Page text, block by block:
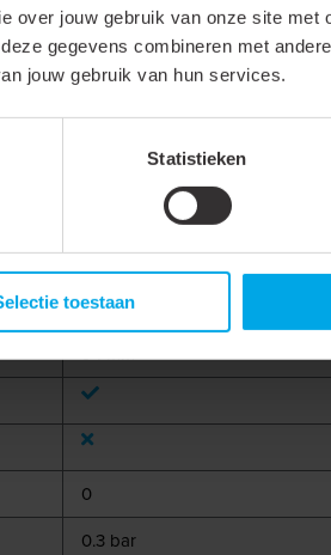
over jouw gebruik van onze site met
gegevens combineren met
jouw gebruik van hun services.
Statistieken
toestaan
Grijs
Staal
0.25 mm
0.0003 bar
100 %
-35 - 85 °C
94 mm
0
0.3 bar